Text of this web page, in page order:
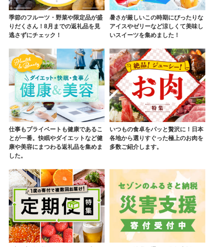
季節のフルーツ・野菜や限定品が盛
りだくさん！8月までの返礼品を見
逃さずにチェック！
暑さが厳しいこの時期にぴったりな
アイスやゼリーなど涼しくて美味し
いスイーツを集めました！
仕事もプライベートも健康であるこ
とが一番。快眠やダイエットなど健
康や美容にまつわる返礼品を集めま
した。
いつもの食卓をパッと贅沢に！日本
各地から選りすぐった極上のお肉を
多数ご紹介します。